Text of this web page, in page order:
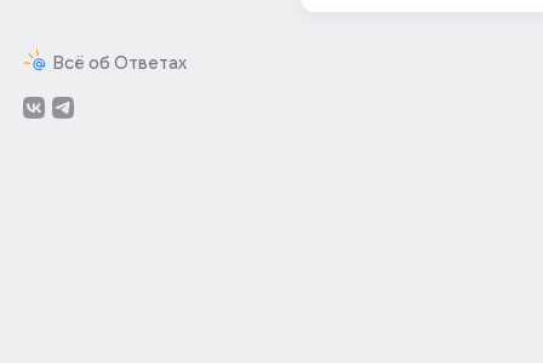
Всё об Ответах